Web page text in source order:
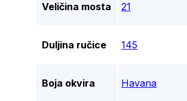
Veličina mosta 21
Duljina ručice 145
Boja okvira Havana